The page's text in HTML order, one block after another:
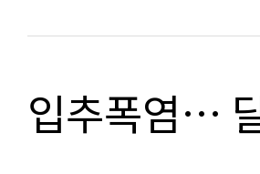
입추폭염…